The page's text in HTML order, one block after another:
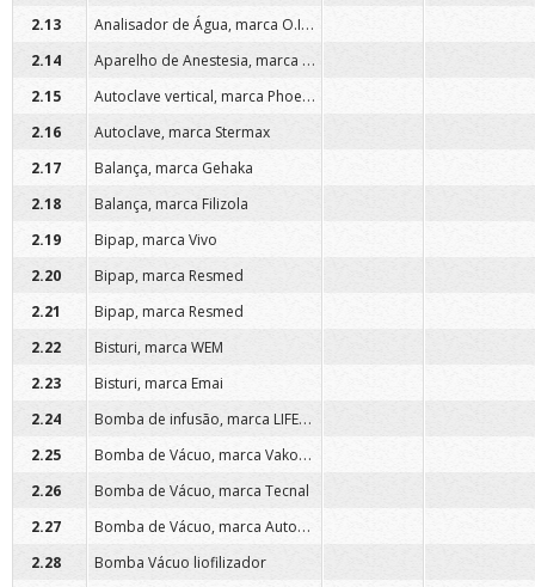
2.13 Analisador de Água, marca O.I. Analytical
2.14 Aparelho de Anestesia, marca Takaoka
2.15 Autoclave vertical, marca Phoenix
2.16
Autoclave, marca Stermax
2.17
Balança, marca Gehaka
2.18
Balança, marca Filizola
2.19
Bipap, marca Vivo
2.20
Bipap, marca Resmed
2.21
Bipap, marca Resmed
2.22
Bisturi, marca WEM
2.23
Bisturi, marca Emai
2.24
Bomba de infusão, marca LIFEMED
2.25 Bomba de Vácuo, marca Vakotec
2.26
Bomba de Vácuo, marca Tecnal
2.27
Bomba de Vácuo, marca Autoclave
2.28
Bomba Vácuo liofilizador